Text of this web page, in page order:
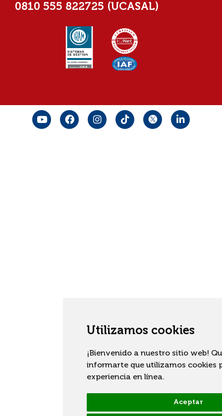
Utilizamos cookies
¡Bienvenido a nuestro sitio web!
informarte que utilizamos cookies
experiencia en línea.
Aceptar
0810 555 822725 (UCASAL)